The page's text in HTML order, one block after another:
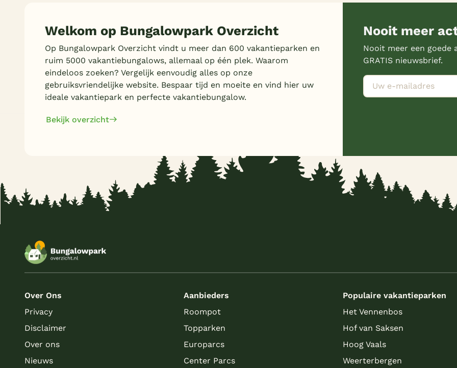
Welkom op Bungalowpark Overzicht
Op Bungalowpark Overzicht vindt u meer dan 600 vakantieparken en
ruim 5000 vakantiebungalows, allemaal op één plek. Waarom
eindeloos zoeken? Vergelijk eenvoudig alles op onze
gebruiksvriendelijke website. Bespaar tijd en moeite en vind hier uw
ideale vakantiepark en perfecte vakantiebungalow.
Bekijk overzicht
Nooit meer
Nooit meer een goede
GRATIS nieuwsbrief.
Over Ons
Privacy
Disclaimer
Over ons
Nieuws
Aanbieders
Roompot
Topparken
Europarcs
Center Parcs
Populaire vakantieparken
Het Vennenbos
Hof van Saksen
Hoog Vaals
Weerterbergen